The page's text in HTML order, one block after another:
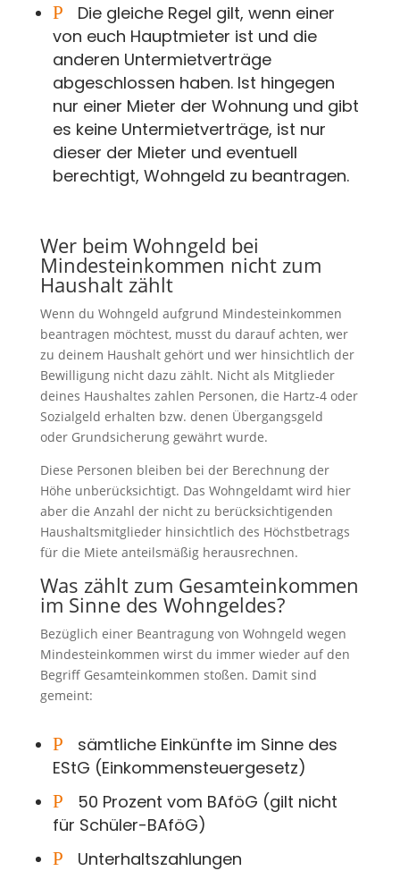
P
Die gleiche Regel gilt, wenn einer
von euch Hauptmieter ist und die
anderen Untermietverträge
abgeschlossen haben. Ist hingegen
nur einer Mieter der Wohnung und gibt
es keine Untermietverträge, ist nur
dieser der Mieter und eventuell
berechtigt, Wohngeld zu beantragen.
Wer beim Wohngeld bei
Mindesteinkommen nicht zum
Haushalt zählt
Wenn du Wohngeld aufgrund Mindesteinkommen
beantragen möchtest, musst du darauf achten, wer
zu deinem Haushalt gehört und wer hinsichtlich der
Bewilligung nicht dazu zählt. Nicht als Mitglieder
deines Haushaltes zahlen Personen, die Hartz-4 oder
Sozialgeld erhalten bzw. denen Übergangsgeld
oder Grundsicherung gewährt wurde.
Diese Personen bleiben bei der Berechnung der
Höhe unberücksichtigt. Das Wohngeldamt wird hier
aber die Anzahl der nicht zu berücksichtigenden
Haushaltsmitglieder hinsichtlich des Höchstbetrags
für die Miete anteilsmäßig herausrechnen.
Was zählt zum Gesamteinkommen
im Sinne des Wohngeldes?
Bezüglich einer Beantragung von Wohngeld wegen
Mindesteinkommen wirst du immer wieder auf den
Begriff Gesamteinkommen stoßen. Damit sind
gemeint:
P
sämtliche Einkünfte im Sinne des
EStG (Einkommensteuergesetz)
P
50 Prozent vom BAföG (gilt nicht
für Schüler-BAföG)
P Unterhaltszahlungen